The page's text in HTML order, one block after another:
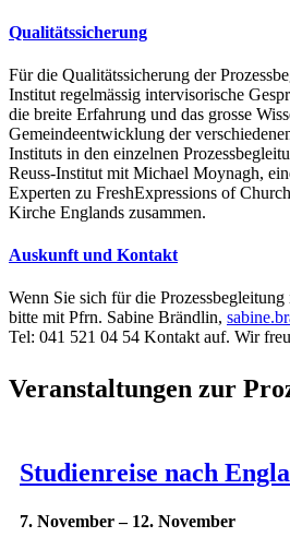
Qualitätssicherung
Für die Qualitätssicherung der
Institut regelmässig intervisorische
die breite Erfahrung und das grosse
Gemeindeentwicklung der
Instituts in den einzelnen
Reuss-Institut mit Michael Moynagh,
Experten zu FreshExpressions of
Kirche Englands zusammen.
Auskunft und Kontakt
Wenn Sie sich für die Prozessbegleitung
bitte mit Pfrn. Sabine Brändlin,
Tel: 041 521 04 54 Kontakt auf. Wir
Veranstaltungen zur
Studienreise nach
7. November– 12. November